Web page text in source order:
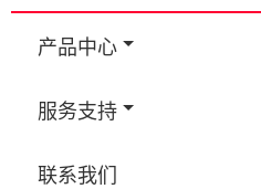
产品中心
服务支持
联系我们